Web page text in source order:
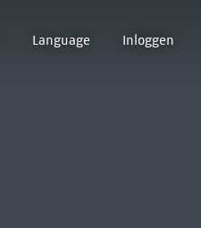
Language Inloggen